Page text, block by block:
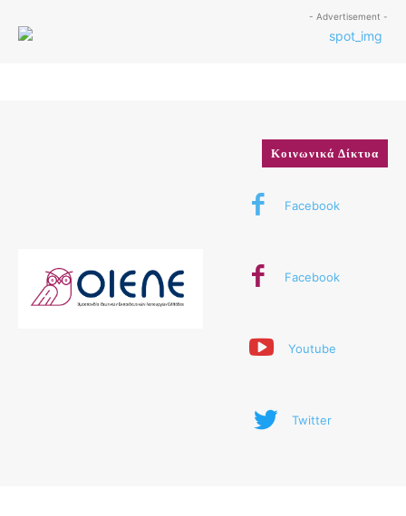
- Advertisement -
Κοινωνικά Δίκτυα
Facebook
Facebook
Youtube
Twitter